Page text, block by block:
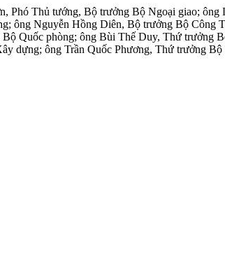
Phó Thủ tướng, Bộ trưởng Bộ Ngoại giao;
ông Nguyễn Hồng Diên, Bộ trưởng Bộ Công
Quốc phòng; ông Bùi Thế Duy, Thứ
dựng; ông Trần Quốc Phương, Thứ trưởng